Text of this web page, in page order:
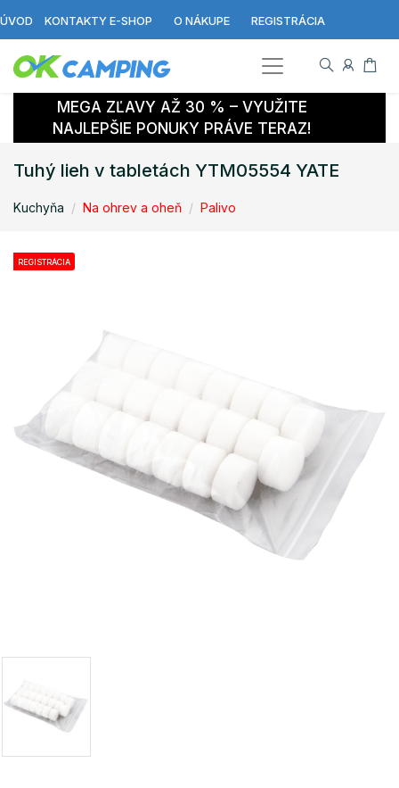
ÚVOD KONTAKTY E-SHOP O NÁKUPE REGISTRÁCIA
MEGA ZĽAVY AŽ 30 % – VYUŽITE
NAJLEPŠIE PONUKY PRÁVE TERAZ!
Tuhý lieh v tabletách YTM05554 YATE
Kuchyňa Na ohrev a oheň Palivo
REGISTRÁCIA